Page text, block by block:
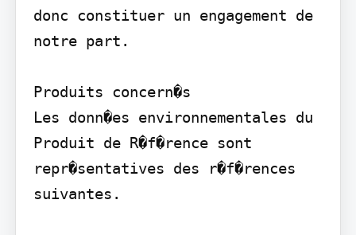
donc constituer un engagement de
notre part.
Produits concern�s
Les donn�es environnementales du
Produit de R�f�rence sont
repr�sentatives des r�f�rences
suivantes.